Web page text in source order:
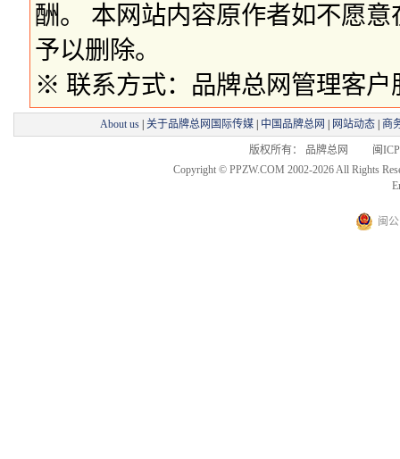
酬。 本网站内容原作者如不愿
予以删除。
※ 联系方式：品牌总网管理客户
About us | 关于品牌总网国际传媒 | 中国品牌总网 | 网站动态 | 商
版权所有： 品牌总网 闽ICP
Copyright © PPZW.COM 2002-2026 All Rights
闽